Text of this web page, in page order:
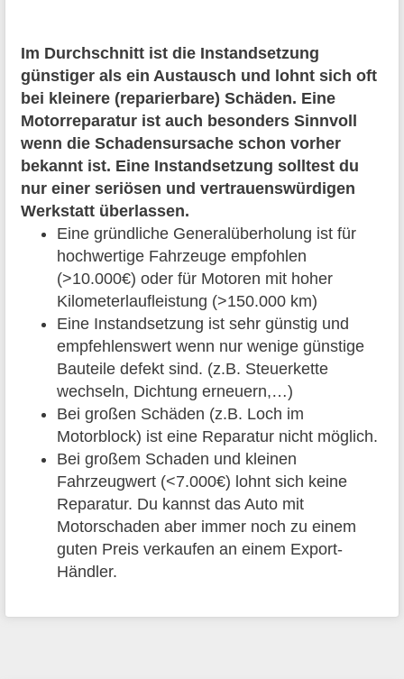
Im Durchschnitt ist die Instandsetzung
günstiger als ein Austausch und lohnt sich oft
bei kleinere (reparierbare) Schäden. Eine
Motorreparatur ist auch besonders Sinnvoll
wenn die Schadensursache schon vorher
bekannt ist. Eine Instandsetzung solltest du
nur einer seriösen und vertrauenswürdigen
Werkstatt überlassen.
Eine gründliche Generalüberholung ist für
hochwertige Fahrzeuge empfohlen
(>10.000€) oder für Motoren mit hoher
Kilometerlaufleistung (>150.000 km)
Eine Instandsetzung ist sehr günstig und
empfehlenswert wenn nur wenige günstige
Bauteile defekt sind. (z.B. Steuerkette
wechseln, Dichtung erneuern,…)
Bei großen Schäden (z.B. Loch im
Motorblock) ist eine Reparatur nicht möglich.
Bei großem Schaden und kleinen
Fahrzeugwert (<7.000€) lohnt sich keine
Reparatur. Du kannst das Auto mit
Motorschaden aber immer noch zu einem
guten Preis verkaufen an einem Export-
Händler.